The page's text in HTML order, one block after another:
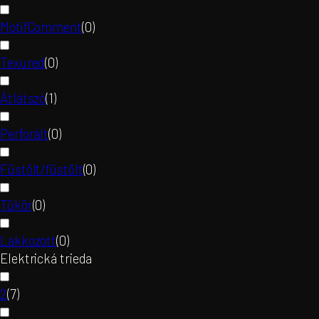
MotifComment(0)
Texured(0)
Átlátszó(1)
Perforált(0)
Füstölt/füstölt(0)
Tükör(0)
Lakkozott(0)
Elektrická trieda
2(7)